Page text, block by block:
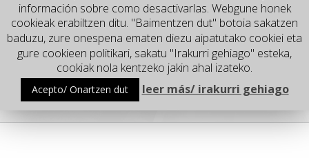
Go to...
Puerto Seguro
información sobre como desactivarlas. Webgune honek
cookieak erabiltzen ditu. "Baimentzen dut" botoia sakatzen
baduzu, zure onespena ematen diezu aipatutako cookiei eta
gure cookieen politikari, sakatu "Irakurri gehiago" esteka,
cookiak nola kentzeko jakin ahal izateko.
Acepto/ Onartzen dut leer más/ irakurri gehiago